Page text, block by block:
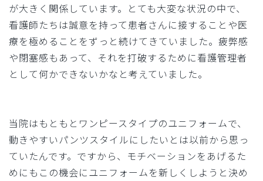
が大きく関係しています。とても大変な状況の中で、
看護師たちは誠意を持って患者さんに接することや医
療を極めることをずっと続けてきていました。疲弊感
や閉塞感もあって、それを打破するために看護管理者
として何かできないかなと考えていました。
当院はもともとワンピースタイプのユニフォームで、
動きやすいパンツスタイルにしたいとは以前から思っ
ていたんです。ですから、モチベーションをあげるた
めにもこの機会にユニフォームを新しくしようと決め